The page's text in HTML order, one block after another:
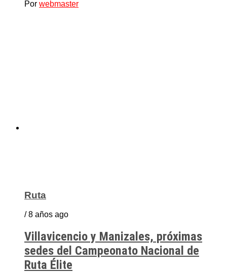
Por webmaster
Ruta
/ 8 años ago
Villavicencio y Manizales, próximas
sedes del Campeonato Nacional de
Ruta Élite